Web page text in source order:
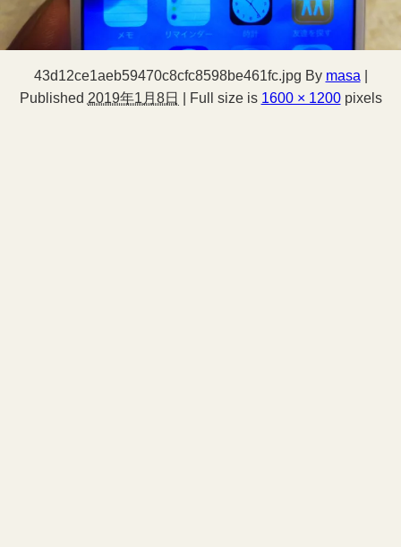
43d12ce1aeb59470c8cfc8598be461fc.jpg By masa
Published 2019年1月8日 Full size is 1600 × 1200pixels